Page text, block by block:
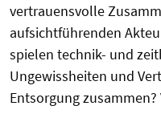
vertrauensvolle
aufsichtführenden
spielen technik- und
Ungewissheiten und
Entsorgung